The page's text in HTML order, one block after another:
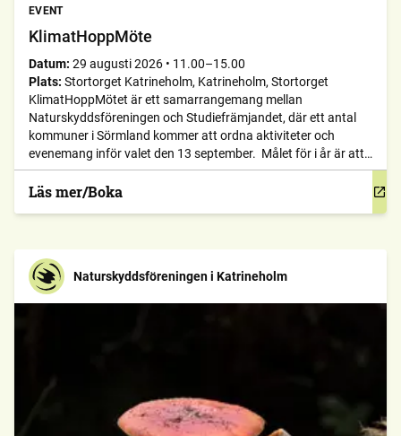
EVENT
KlimatHoppMöte
Datum: 29 augusti 2026 • 11.00–15.00
Plats: Stortorget Katrineholm, Katrineholm, Stortorget
KlimatHoppMötet är ett samarrangemang mellan
Naturskyddsföreningen och Studiefrämjandet, där ett antal
kommuner i Sörmland kommer att ordna aktiviteter och
evenemang inför valet den 13 september. Målet för i år är att
lyfta klimatet som en valfråga. Mer information finns på
Studiefrämjandets
Läs mer/Boka
Naturskyddsföreningen i Katrineholm